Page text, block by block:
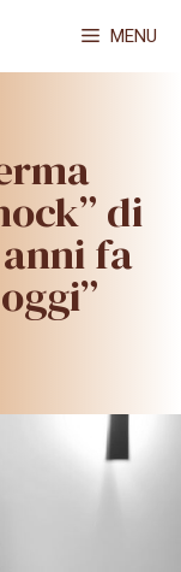
MENU
di
fa